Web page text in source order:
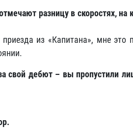
разницу в скоростях, на
из «Капитана», мне это
свой дебют – вы пропустили